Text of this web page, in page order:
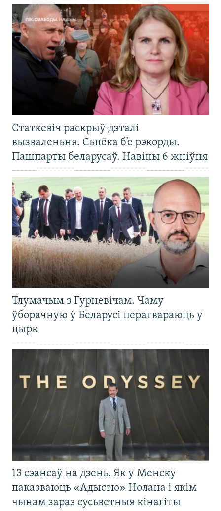
Статкевіч раскрыў дэталі
вызваленьня. Сьпёка б’е рэкорды.
Пашпарты беларусаў. Навіны 6 жніўня
Тлумачым з Гурневічам. Чаму
ўборачную ў Беларусі ператвараюць у
цырк
13 сэансаў на дзень. Як у Менску
паказваюць «Адысэю» Нолана і якім
чынам зараз сусьветныя кінагіты